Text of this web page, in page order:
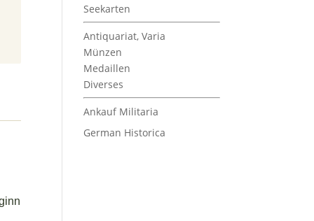
Seekarten
Antiquariat, Varia
Münzen
Medaillen
Diverses
Ankauf Militaria
German Historica